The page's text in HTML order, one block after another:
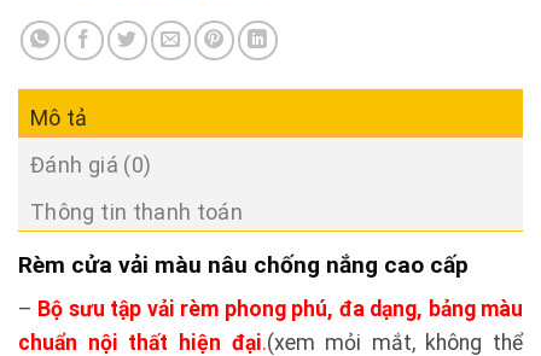
Mô tả
Đánh giá (0)
Thông tin thanh toán
Rèm cửa vải màu nâu chống nắng cao cấp
– Bộ sưu tập vải rèm phong phú, đa dạng, bảng màu
chuẩn nội thất hiện đại.(xem mỏi mắt, không thể